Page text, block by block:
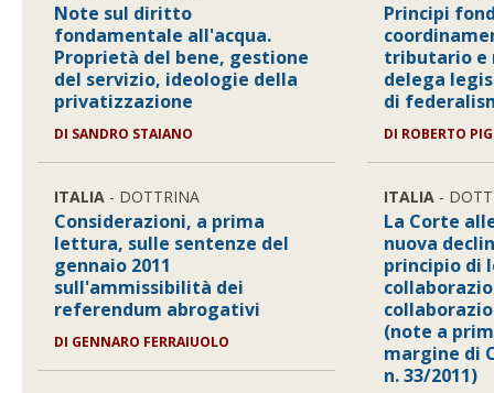
Note sul diritto
fondamentale all'acqua.
Proprietà del bene, gestione
del servizio, ideologie della
privatizzazione
DI SANDRO STAIANO
ITALIA - DOTTRINA
Considerazioni, a prima
lettura, sulle sentenze del
gennaio 2011
sull'ammissibilità dei
referendum abrogativi
DI GENNARO FERRAIUOLO
Principi
tributario e
delega
di
DI ROBERTO
ITALIA -
La Corte
nuova
principio di
(note a
margine di
n. 33/2011)